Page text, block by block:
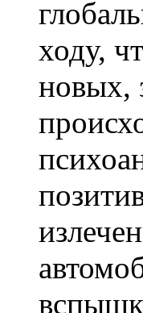
ходу,
новых,